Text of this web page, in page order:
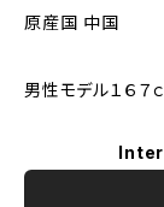
原産国 中国
男性モデル１６７